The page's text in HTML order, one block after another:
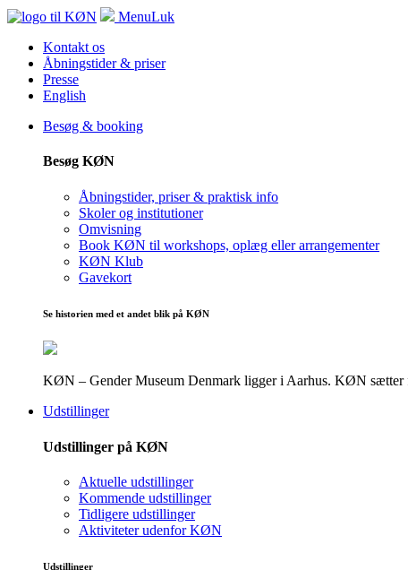
MenuLuk
Kontakt os
Åbningstider & priser
Presse
English
Besøg & booking
Besøg KØN
Åbningstider, priser & praktisk info
Skoler og institutioner
Omvisning
Book KØN til workshops, oplæg eller arrangementer
KØN Klub
Gavekort
Se historien med et andet blik på KØN
KØN – Gender Museum Denmark ligger i Aarhus. KØN sætter
Udstillinger
Udstillinger på KØN
Aktuelle udstillinger
Kommende udstillinger
Tidligere udstillinger
Aktiviteter udenfor KØN
Udstillinger